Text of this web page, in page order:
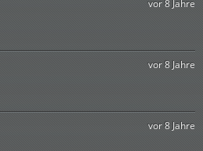
vor 8 Jahre
vor 8 Jahre
vor 8 Jahre